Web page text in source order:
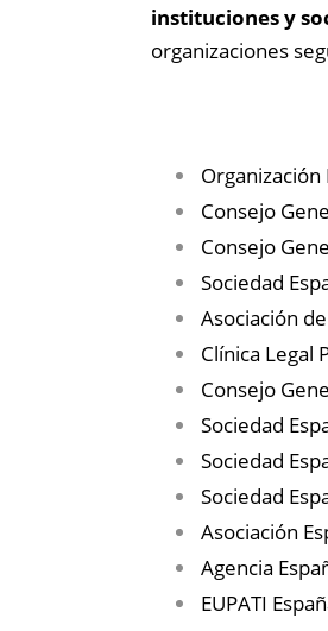
instituciones y
organizaciones
Organización
Consejo
Consejo
Sociedad
Asociación
Clínica Legal
Consejo
Sociedad
Sociedad
Sociedad
Asociación
Agencia
EUPATI